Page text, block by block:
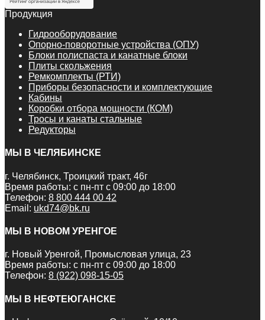
Продукция
Гидрооборудование
Опорно-поворотные устройства (ОПУ)
Блоки полиспаста и канатные блоки
Плиты скольжения
Ремкомплекты (РТИ)
Приборы безопасности и комплектующие
Кабины
Коробки отбора мощности (КОМ)
Тросы и канаты стальные
Редукторы
МЫ В ЧЕЛЯБИНСКЕ
г. Челябинск, Троицкий тракт, 46г
Время работы: с пн-пт с 09:00 до 18:00
Телефон: 8 800 444 00 42
Email: ukd74@bk.ru
МЫ В НОВОМ УРЕНГОЕ
г. Новый Уренгой, Промысловая улица, 23
Время работы: с пн-пт с 09:00 до 18:00
Телефон: 8 (922) 098-15-05
МЫ В НЕФТЕЮГАНСКЕ